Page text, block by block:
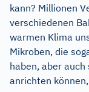
kann? Millionen
verschiedenen
warmen Klima
Mikroben, die
haben, aber
anrichten